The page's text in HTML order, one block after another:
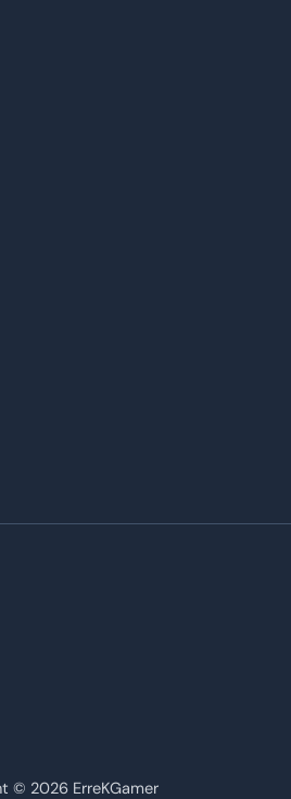
© 2026 ErreKGamer